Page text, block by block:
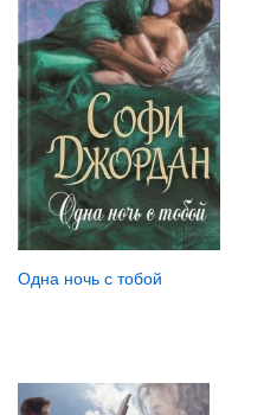
Одна ночь с тобой